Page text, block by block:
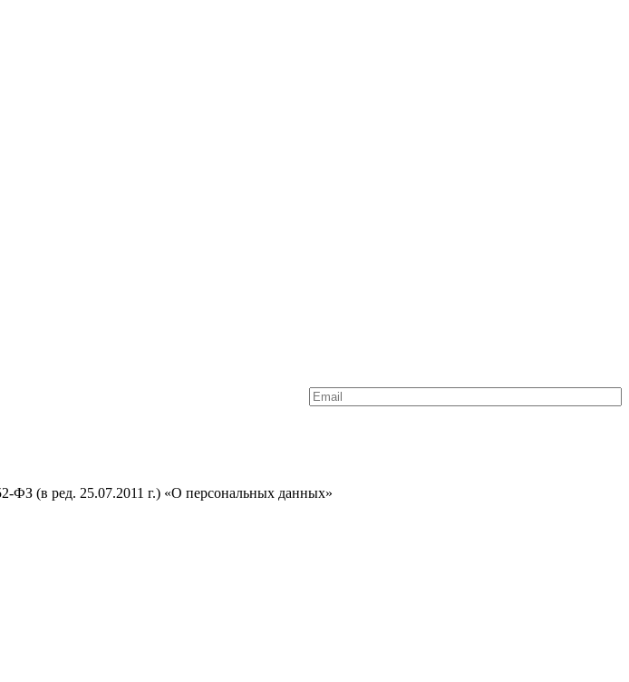
ФЗ (в ред. 25.07.2011 г.) «О персональных данных»